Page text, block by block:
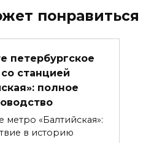
понравиться
петербургское
станцией
полное
метро «Балтийская»:
в историю